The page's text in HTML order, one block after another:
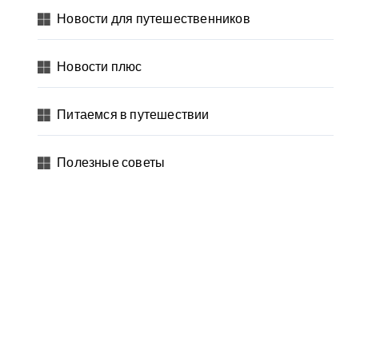
Новости для путешественников
Новости плюс
Питаемся в путешествии
Полезные советы